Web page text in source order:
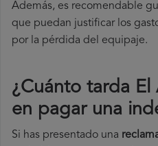
Además, es recomendable
que puedan justificar los
por la pérdida del equipaje.
¿Cuánto tarda El
en pagar una
Si has presentado una